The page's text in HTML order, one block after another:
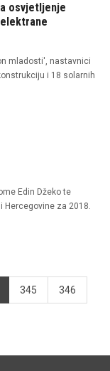
osvjetljenje
mladosti', nastavnici
i 18 solarnih
Edin Džeko te
Hercegovine za 2018.
345 346